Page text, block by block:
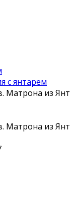
с янтарем
Матрона из
Матрона из